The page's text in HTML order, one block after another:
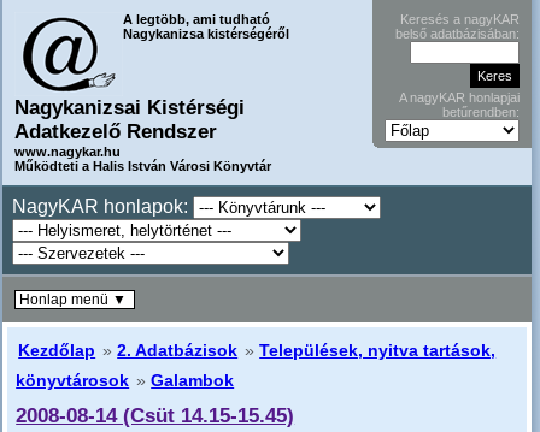
A legtöbb, ami tudható
Nagykanizsa kistérségéről
Nagykanizsai Kistérségi
Adatkezelő Rendszer
www.nagykar.hu
Működteti a Halis István Városi Könyvtár
Keresés a nagyKAR
belső adatbázisában:
A nagyKAR honlapjai
betűrendben:
NagyKAR honlapok:
Kezdőlap »2. Adatbázisok »Települések, nyitva tartások,
könyvtárosok »Galambok
2008-08-14 (Csüt 14.15-15.45)
Honlap menü ▼